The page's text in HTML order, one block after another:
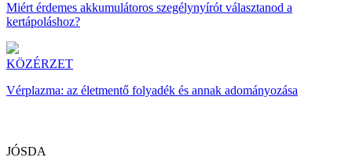
Miért érdemes akkumulátoros szegélynyírót választanod a
kertápoláshoz?
KÖZÉRZET
Vérplazma: az életmentő folyadék és annak adományozása
JÓSDA